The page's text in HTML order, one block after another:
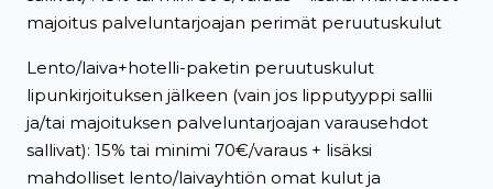
majoitus palveluntarjoajan perimät peruutuskulut
Lento/laiva+hotelli-paketin peruutuskulut
lipunkirjoituksen jälkeen (vain jos lipputyyppi sallii
ja/tai majoituksen palveluntarjoajan varausehdot
sallivat): 15% tai minimi 70€/varaus + lisäksi
mahdolliset lento/laivayhtiön omat kulut ja